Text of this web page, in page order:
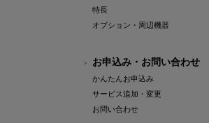
特長
オプション・周辺機器
お申込み・お問い合わせ
かんたんお申込み
サービス追加・変更
お問い合わせ